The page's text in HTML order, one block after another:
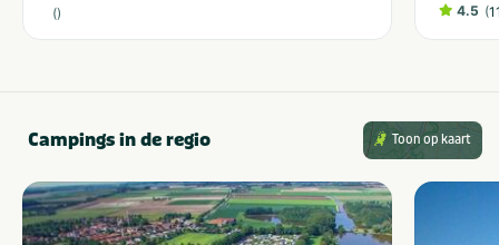
() 4.5 (
Campings in de regio Toon op kaart